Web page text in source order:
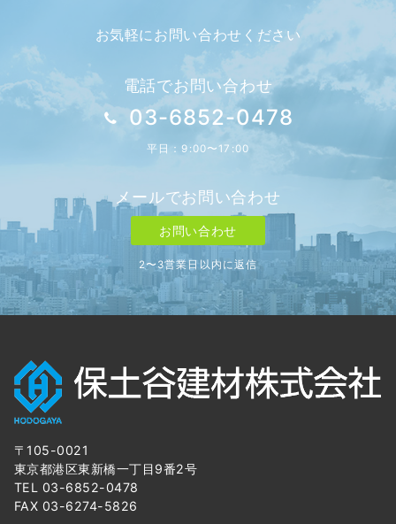
お気軽にお問い合わせください
電話でお問い合わせ
03-6852-0478
平日：9:00〜17:00
メールでお問い合わせ
お問い合わせ
2〜3営業日以内に返信
〒105-0021
東京都港区東新橋一丁目9番2号
TEL 03-6852-0478
FAX 03-6274-5826